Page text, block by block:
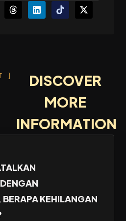
]
DISCOVER
MORE
INFORMATION
KEHILANGAN